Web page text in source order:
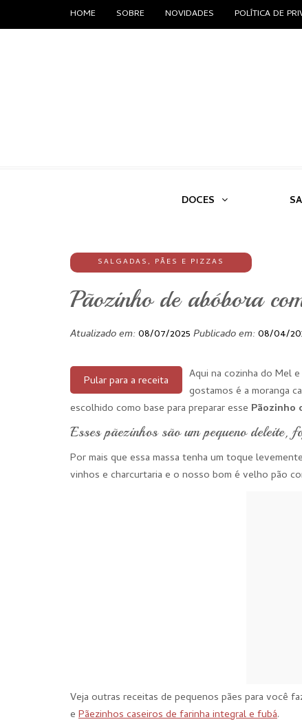
HOME SOBRE NOVIDADES POLÍTICA DE
DOCES
SALGADAS, PÃES E PIZZAS
Pãozinho de abóbora
Atualizado em:08/07/2025 Publicado em:08/04/
Pular para a receita
Aqui na cozinha do Mel
gostamos é a moranga
escolhido como base para preparar esse Pãozinho
Esses pãezinhos são um pequeno deleite,
Por mais que essa massa tenha um toque
vinhos e charcurtaria e o nosso bom é velho pão
Veja outras receitas de pequenos pães para você
e Pãezinhos caseiros de farinha integral e fubá.